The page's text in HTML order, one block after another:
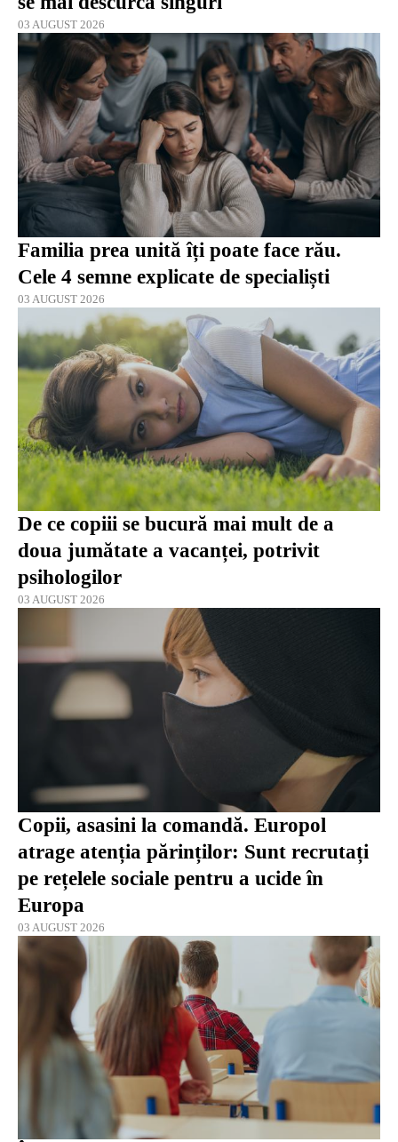
03 AUGUST 2026
Familia prea unită îți poate face rău.
Cele 4 semne explicate de specialiști
03 AUGUST 2026
De ce copiii se bucură mai mult de a
doua jumătate a vacanței, potrivit
psihologilor
03 AUGUST 2026
Copii, asasini la comandă. Europol
atrage atenția părinților: Sunt recrutați
pe rețelele sociale pentru a ucide în
Europa
03 AUGUST 2026